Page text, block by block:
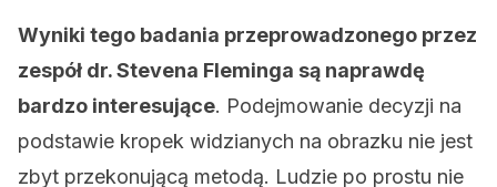
Wyniki tego badania przeprowadzonego przez
zespół dr. Stevena Fleminga są naprawdę
bardzo interesujące. Podejmowanie decyzji na
podstawie kropek widzianych na obrazku nie jest
zbyt przekonującą metodą. Ludzie po prostu nie